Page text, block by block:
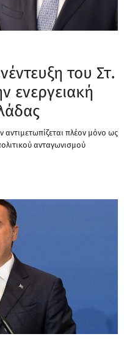
του Στ.
ενεργειακή
πλέον μόνο ως
ανταγωνισμού